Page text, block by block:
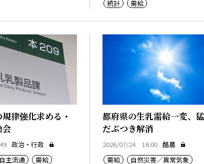
統計
需給
規律強化求める・
会
政治・行政
自主流通
需給
都府県の生乳需給一変、
だぶつき解消
2026/07/24 16:00 酪農
需給
自然災害／異常気象